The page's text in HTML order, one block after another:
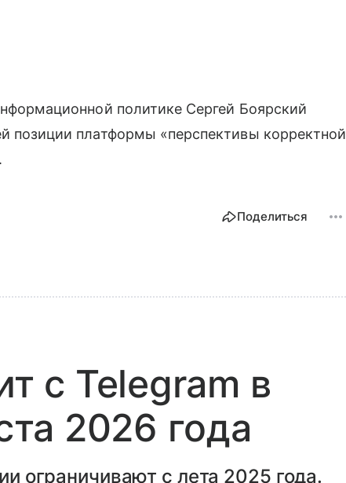
политике Сергей Боярский
позиции платформы «перспективы корректной
Поделиться
с Telegram в
2026 года
ограничивают с лета 2025 года.